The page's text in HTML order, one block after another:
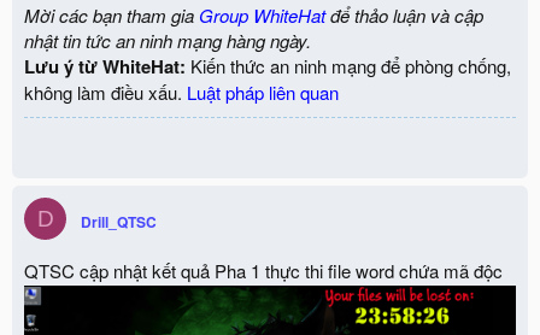
Mời các bạn tham gia Group WhiteHatđể thảo luận và cập
nhật tin tức an ninh mạng hàng ngày.
Lưu ý từ WhiteHat: Kiến thức an ninh mạng để phòng chống,
không làm điều xấu. Luật pháp liên quan
D Drill_QTSC
QTSC cập nhật kết quả Pha 1 thực thi file word chứa mã độc